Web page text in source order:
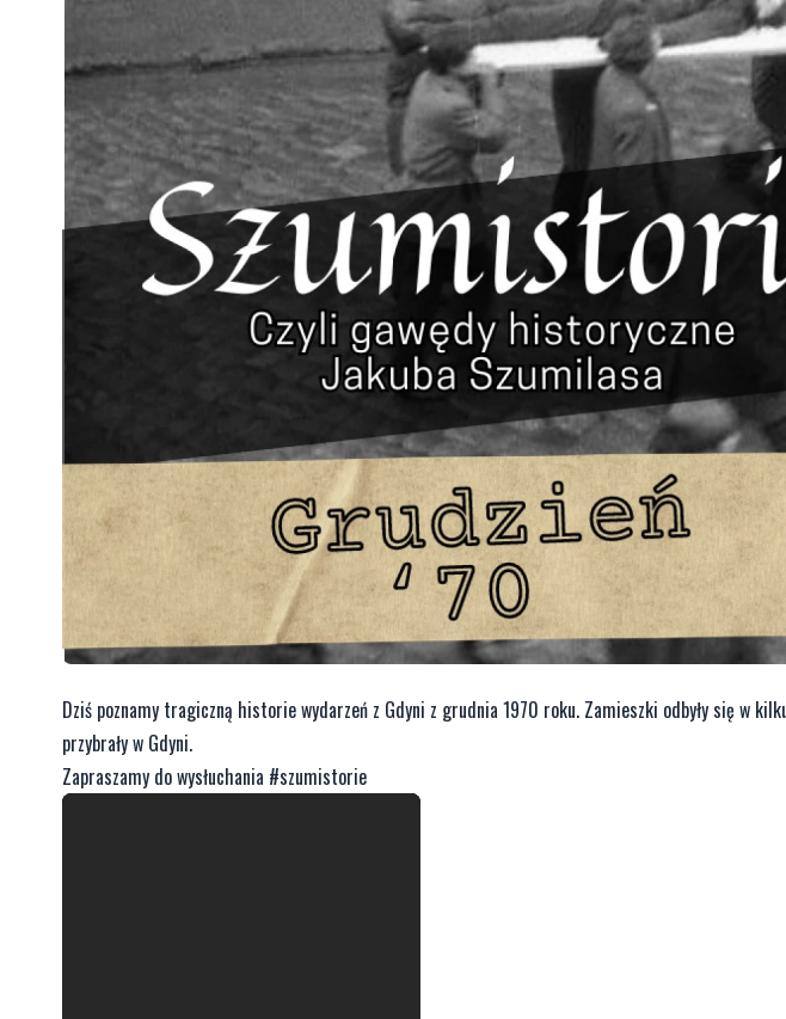
Dziś poznamy tragiczną historie wydarzeń z Gdyni z grudnia 1970 roku. Zamieszki odbyły się w
przybrały w Gdyni.
Zapraszamy do wysłuchania #szumistorie